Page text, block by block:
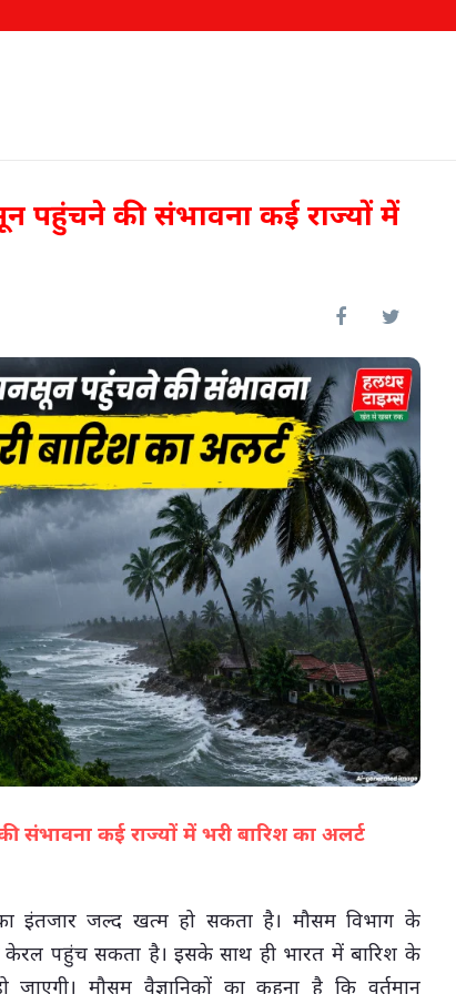
पहुंचने की संभावना कई राज्यों में
कई राज्यों में भरी बारिश का अलर्ट
इंतजार जल्द खत्म हो सकता है। मौसम विभाग के
पहुंच सकता है। इसके साथ ही भारत में बारिश के
मौसम वैज्ञानिकों का कहना है कि वर्तमान
62.58 लाख किसानों को मिला
फसल बीमा का लाभ
05-Aug-2026 04:36 PM